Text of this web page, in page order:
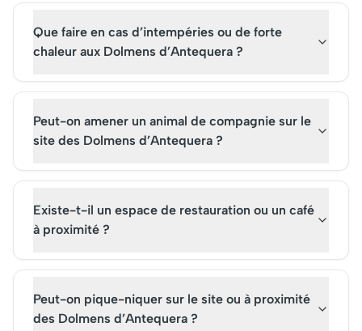
Que faire en cas d’intempéries ou de forte
chaleur aux Dolmens d’Antequera ?
Peut-on amener un animal de compagnie sur le
site des Dolmens d’Antequera ?
Existe-t-il un espace de restauration ou un café
à proximité ?
Peut-on pique-niquer sur le site ou à proximité
des Dolmens d’Antequera ?